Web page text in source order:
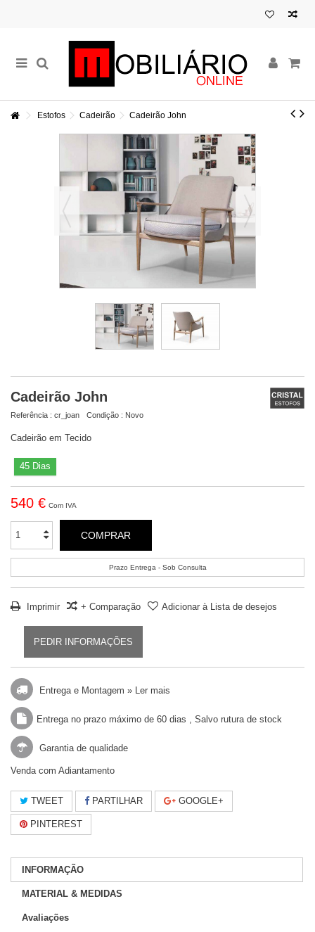
Estofos Cadeirão Cadeirão John
Cadeirão John
Referência : cr_joan Condição : Novo
Cadeirão em Tecido
45 Dias
540 € Com IVA
COMPRAR
Prazo Entrega - Sob Consulta
Imprimir + Comparação Adicionar à Lista de desejos
PEDIR INFORMAÇÕES
Entrega e Montagem » Ler mais
Entrega no prazo máximo de 60 dias , Salvo rutura de stock
Garantia de qualidade
Venda com Adiantamento
TWEET PARTILHAR GOOGLE+
PINTEREST
INFORMAÇÃO
MATERIAL & MEDIDAS
Avaliações